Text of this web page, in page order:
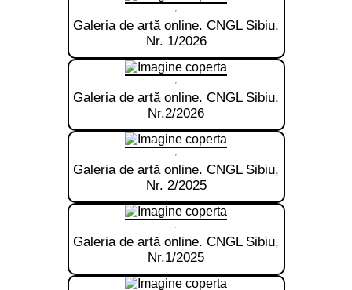
"Galeria de arta online"
Brosuri scolare
De comunicare
Pedagogice
Parteneriate
Proiecte internationale
Elevi
Profesori
Informatii
Termeni si conditii
Confidentialitate
Cookies
Atributii
Galeria de artă online. CNGL Sibiu,
Nr. 1/2026
Galeria de artă online. CNGL Sibiu,
Nr.2/2026
Galeria de artă online. CNGL Sibiu,
Nr. 2/2025
Galeria de artă online. CNGL Sibiu,
Nr.1/2025